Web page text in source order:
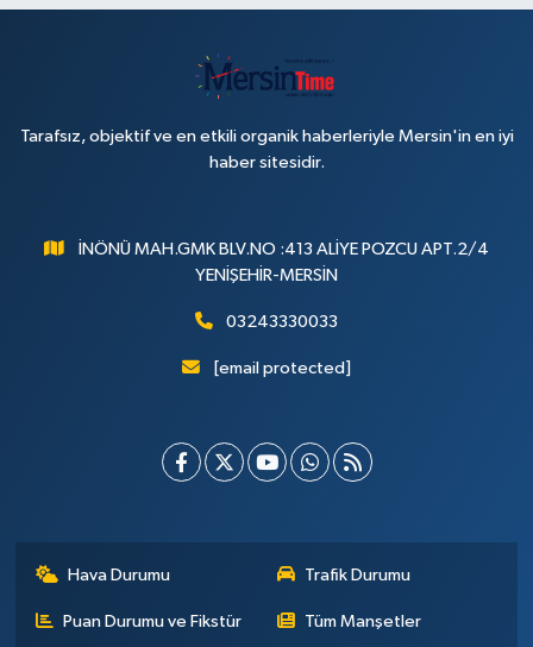
Tarafsız, objektif ve en etkili organik haberleriyle Mersin'in en iyi
haber sitesidir.
İNÖNÜ MAH.GMK BLV.NO :413 ALİYE POZCU APT.2/4
YENİŞEHİR-MERSİN
03243330033
[email protected]
Hava Durumu Trafik Durumu
Puan Durumu ve Fikstür Tüm Manşetler